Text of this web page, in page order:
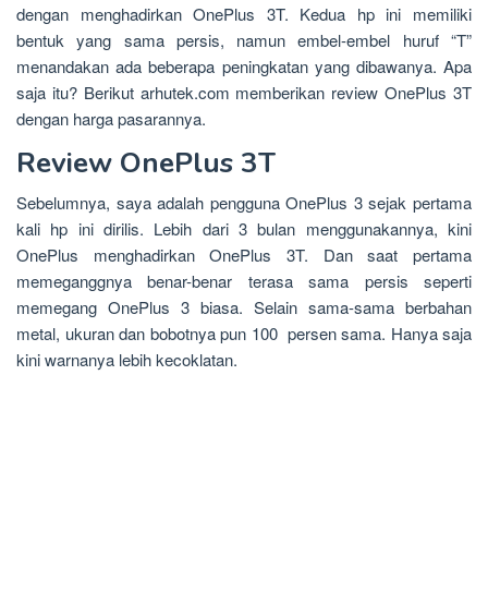
dengan menghadirkan OnePlus 3T. Kedua hp ini memiliki
bentuk yang sama persis, namun embel-embel huruf “T”
menandakan ada beberapa peningkatan yang dibawanya. Apa
saja itu? Berikut arhutek.com memberikan review OnePlus 3T
dengan harga pasarannya.
Review OnePlus 3T
Sebelumnya, saya adalah pengguna OnePlus 3 sejak pertama
kali hp ini dirilis. Lebih dari 3 bulan menggunakannya, kini
OnePlus menghadirkan OnePlus 3T. Dan saat pertama
memeganggnya benar-benar terasa sama persis seperti
memegang OnePlus 3 biasa. Selain sama-sama berbahan
metal, ukuran dan bobotnya pun 100 persen sama. Hanya saja
kini warnanya lebih kecoklatan.